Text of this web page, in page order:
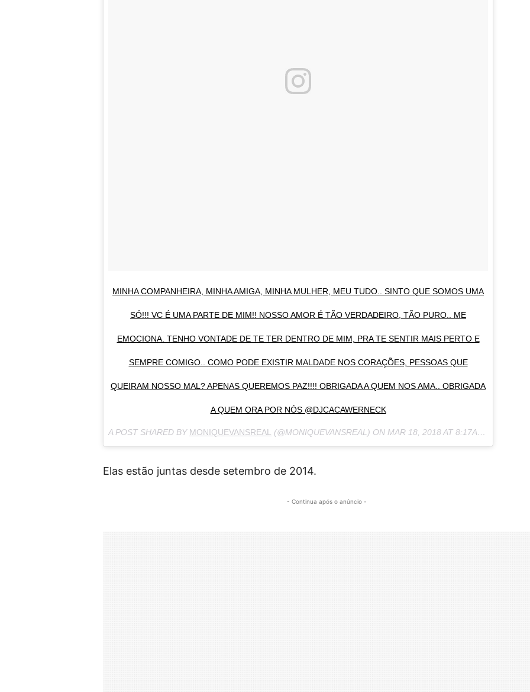
MINHA COMPANHEIRA, MINHA AMIGA, MINHA MULHER, MEU TUDO.. SINTO QUE SOMOS UMA
SÓ!!! VC É UMA PARTE DE MIM!! NOSSO AMOR É TÃO VERDADEIRO, TÃO PURO.. ME
EMOCIONA. TENHO VONTADE DE TE TER DENTRO DE MIM, PRA TE SENTIR MAIS PERTO E
SEMPRE COMIGO.. COMO PODE EXISTIR MALDADE NOS CORAÇÕES, PESSOAS QUE
QUEIRAM NOSSO MAL? APENAS QUEREMOS PAZ!!!! OBRIGADA A QUEM NOS AMA.. OBRIGADA
A QUEM ORA POR NÓS @DJCACAWERNECK
A POST SHARED BY MONIQUEVANSREAL (@MONIQUEVANSREAL) ON MAR 18, 2018 AT 8:17AM PDT
Elas estão juntas desde setembro de 2014.
- Continua após o anúncio -